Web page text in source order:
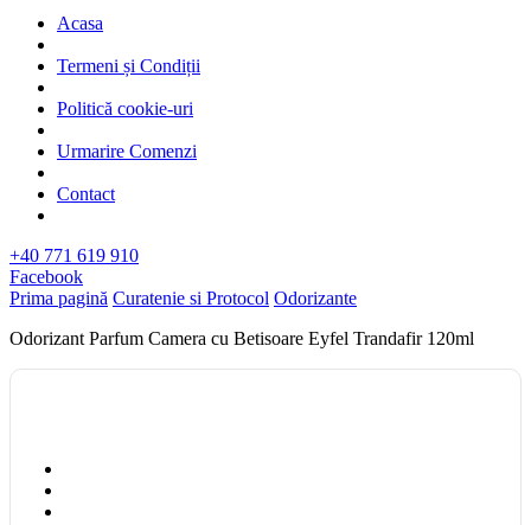
Acasa
Termeni și Condiții
Politică cookie-uri
Urmarire Comenzi
Contact
+40 771 619 910
Facebook
Prima pagină Curatenie si Protocol Odorizante
Odorizant Parfum Camera cu Betisoare Eyfel Trandafir 120ml